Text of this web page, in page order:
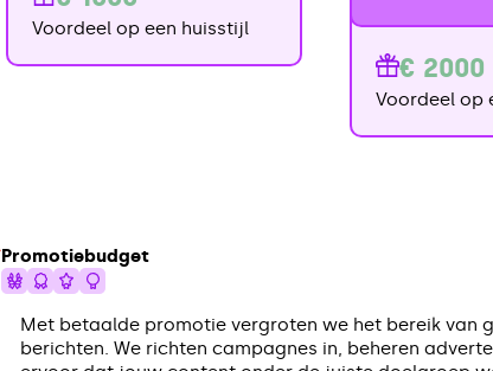
Voordeel op een huisstijl
€ 2000
Voordeel op
Promotiebudget
Met betaalde promotie vergroten we het bereik van
berichten. We richten campagnes in, beheren